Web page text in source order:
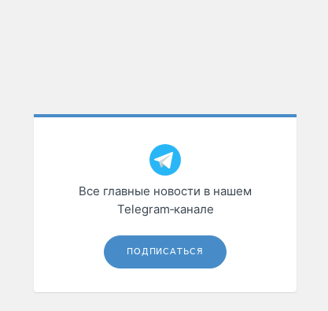
Все главные новости в нашем
Telegram‑канале
ПОДПИСАТЬСЯ